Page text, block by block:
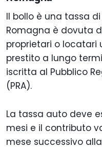
Il bollo è una tassa
Romagna è dovuta
proprietari o locatari
prestito a lungo
iscritta al Pubblico
(PRA).
La tassa auto deve
mesi e il contributo
mese successivo